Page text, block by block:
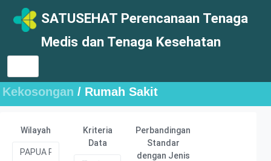
SATUSEHAT Perencanaan Tenaga
Medis dan Tenaga Kesehatan
Kekosongan / Rumah Sakit
Wilayah
Kriteria
Data
Perbandingan
Standar
dengan Jenis